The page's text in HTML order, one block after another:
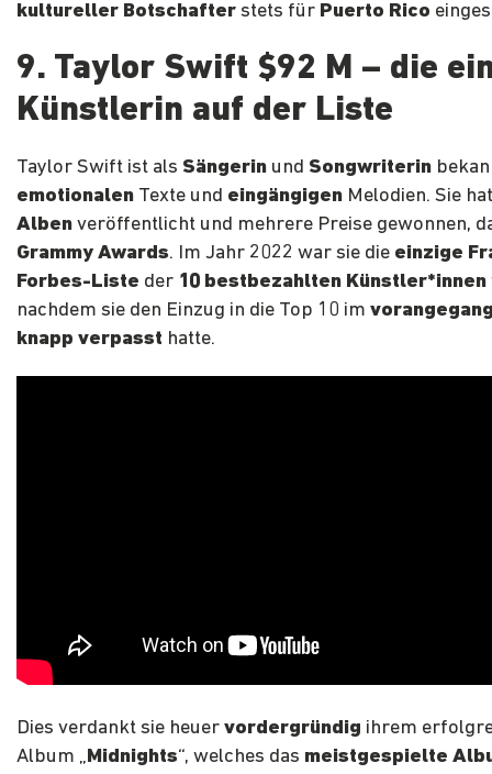
kultureller Botschafter stets für Puerto Rico
9. Taylor Swift $92 M – die
Künstlerin auf der Liste
Taylor Swift ist als Sängerin und Songwriterin
emotionalen Texte und eingängigen Melodien. Sie
Alben veröffentlicht und mehrere Preise gewonnen,
Grammy Awards. Im Jahr 2022 war sie die einzige
Forbes-Liste der 10 bestbezahlten Künstler*innen
nachdem sie den Einzug in die Top 10 im
knapp verpasst hatte.
Dies verdankt sie heuer vordergründig ihrem
Album „Midnights“, welches das meistgespielte